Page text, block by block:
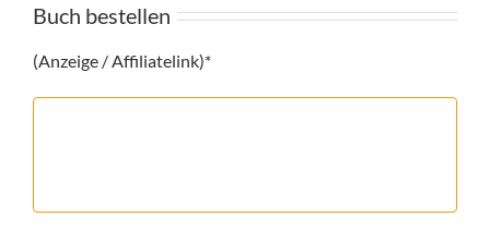
Buch bestellen
(Anzeige / Affiliatelink)*